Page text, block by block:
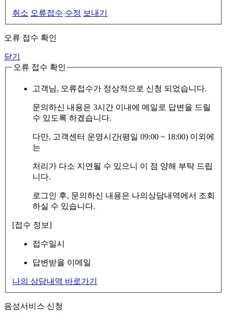
취소 오류접수 수정 보내기
오류 접수 확인
닫기
오류 접수 확인
고객님, 오류접수가 정상적으로 신청 되었습니다.
문의하신 내용은 3시간 이내에 메일로 답변을 드릴
수 있도록 하겠습니다.
다만, 고객센터 운영시간(평일 09:00 ~ 18:00) 이외에
는
처리가 다소 지연될 수 있으니 이 점 양해 부탁 드립
니다.
로그인 후, 문의하신 내용은 나의상담내역에서 조회
하실 수 있습니다.
[접수 정보]
접수일시
답변받을 이메일
나의 상담내역 바로가기
음성서비스 신청